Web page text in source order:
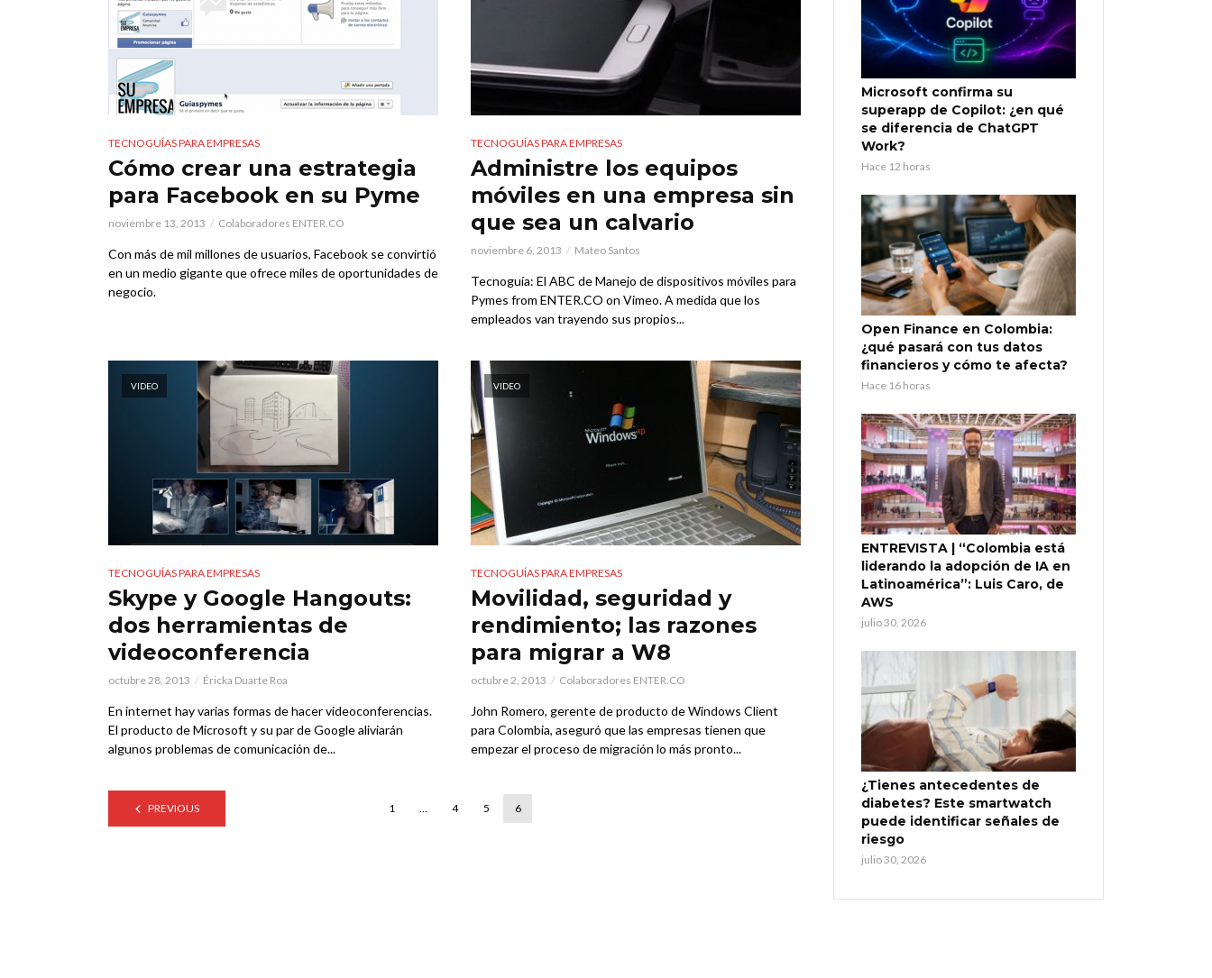
TECNOGUÍAS PARA EMPRESAS
Cómo crear una estrategia
para Facebook en su Pyme
noviembre 13, 2013 Colaboradores ENTER.CO
Con más de mil millones de usuarios, Facebook se convirtió
en un medio gigante que ofrece miles de oportunidades de
negocio.
TECNOGUÍAS PARA EMPRESAS
Administre los equipos
móviles en una empresa sin
que sea un calvario
noviembre 6, 2013 Mateo Santos
Tecnoguía: El ABC de Manejo de dispositivos móviles para
Pymes from ENTER.CO on Vimeo. A medida que los
empleados van trayendo sus propios...
VIDEO
TECNOGUÍAS PARA EMPRESAS
Skype y Google Hangouts:
dos herramientas de
videoconferencia
octubre 28, 2013 Éricka Duarte Roa
En internet hay varias formas de hacer videoconferencias.
El producto de Microsoft y su par de Google aliviarán
algunos problemas de comunicación de...
VIDEO
TECNOGUÍAS PARA EMPRESAS
Movilidad, seguridad y
rendimiento; las razones
para migrar a W8
octubre 2, 2013 Colaboradores ENTER.CO
John Romero, gerente de producto de Windows Client
para Colombia, aseguró que las empresas tienen que
empezar el proceso de migración lo más pronto...
PREVIOUS 1 … 4 5 6
Microsoft confirma su
superapp de Copilot: ¿en qué
se diferencia de ChatGPT
Work?
Hace 12 horas
Open Finance en Colombia:
¿qué pasará con tus datos
financieros y cómo te afecta?
Hace 16 horas
ENTREVISTA | “Colombia está
liderando la adopción de IA en
Latinoamérica”: Luis Caro, de
AWS
julio 30, 2026
¿Tienes antecedentes de
diabetes? Este smartwatch
puede identificar señales de
riesgo
julio 30, 2026